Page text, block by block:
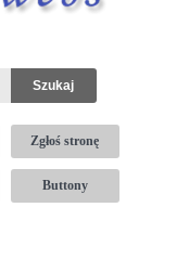
Zgłoś stronę
Buttony